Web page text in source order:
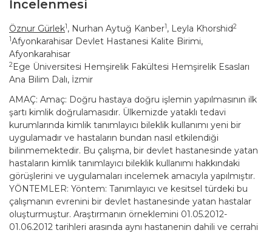
İncelenmesi
Öznur Gürlek1, Nurhan Aytuğ Kanber1, Leyla Khorshid2
1Afyonkarahisar Devlet Hastanesi Kalite Birimi,
Afyonkarahisar
2Ege Üniversitesi Hemşirelik Fakültesi Hemşirelik Esasları
Ana Bilim Dalı, İzmir
AMAÇ: Amaç: Doğru hastaya doğru işlemin yapılmasının ilk
şartı kimlik doğrulamasıdır. Ülkemizde yataklı tedavi
kurumlarında kimlik tanımlayıcı bileklik kullanımı yeni bir
uygulamadır ve hastaların bundan nasıl etkilendiği
bilinmemektedir. Bu çalışma, bir devlet hastanesinde yatan
hastaların kimlik tanımlayıcı bileklik kullanımı hakkındaki
görüşlerini ve uygulamaları incelemek amacıyla yapılmıştır.
YÖNTEMLER: Yöntem: Tanımlayıcı ve kesitsel türdeki bu
çalışmanın evrenini bir devlet hastanesinde yatan hastalar
oluşturmuştur. Araştırmanın örneklemini 01.05.2012-
01.06.2012 tarihleri arasında aynı hastanenin dahili ve cerrahi